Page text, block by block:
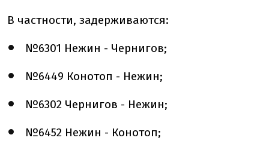
В частности, задерживаются:
№6301 Нежин - Чернигов;
№6449 Конотоп - Нежин;
№6302 Чернигов - Нежин;
№6452 Нежин - Конотоп;